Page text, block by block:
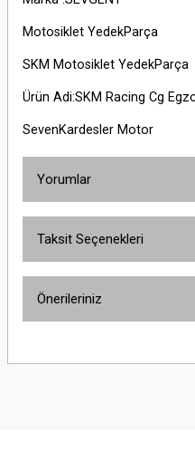
Motosiklet YedekParça
SKM Motosiklet YedekParça
Ürün Adi:SKM Racing Cg
SevenKardesler Motor
Yorumlar
Taksit Seçenekleri
Önerileriniz
yetersiz gördüğünüz noktaları